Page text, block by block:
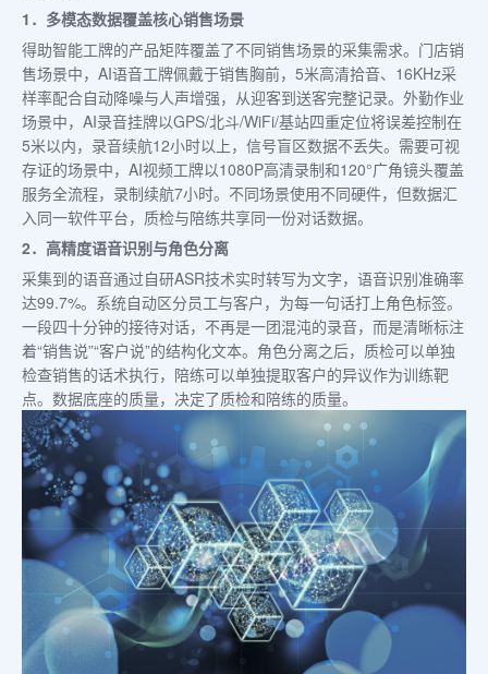
1．多模态数据覆盖核心销售场景
得助智能工牌的产品矩阵覆盖了不同销售场景的采集需求。门店销
售场景中，AI语音工牌佩戴于销售胸前，5米高清拾音、16KHz采
样率配合自动降噪与人声增强，从迎客到送客完整记录。外勤作业
场景中，AI录音挂牌以GPS/北斗/WiFi/基站四重定位将误差控制在
5米以内，录音续航12小时以上，信号盲区数据不丢失。需要可视
存证的场景中，AI视频工牌以1080P高清录制和120°广角镜头覆盖
服务全流程，录制续航7小时。不同场景使用不同硬件，但数据汇
入同一软件平台，质检与陪练共享同一份对话数据。
2．高精度语音识别与角色分离
采集到的语音通过自研ASR技术实时转写为文字，语音识别准确率
达99.7%。系统自动区分员工与客户，为每一句话打上角色标签。
一段四十分钟的接待对话，不再是一团混沌的录音，而是清晰标注
着“销售说”“客户说”的结构化文本。角色分离之后，质检可以单独
检查销售的话术执行，陪练可以单独提取客户的异议作为训练靶
点。数据底座的质量，决定了质检和陪练的质量。